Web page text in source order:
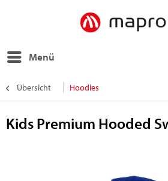
Menü
Übersicht Hoodies
Kids Premium Hooded